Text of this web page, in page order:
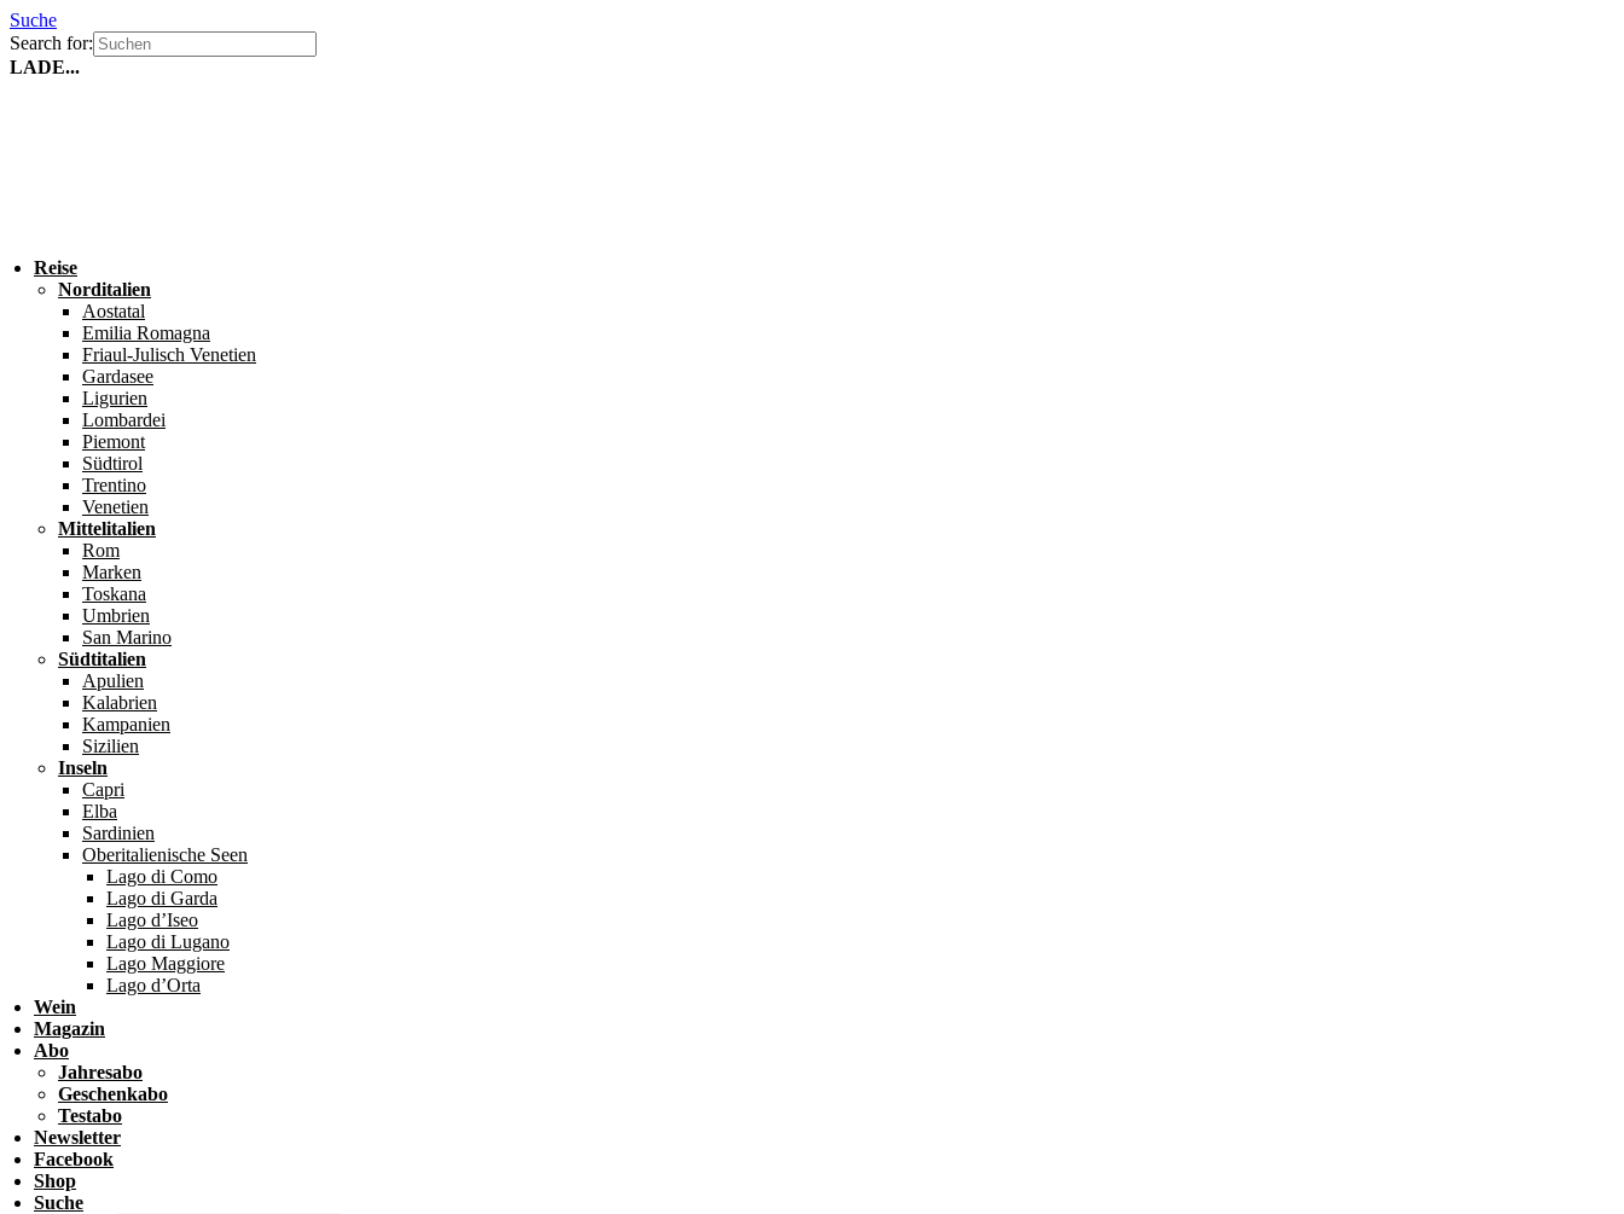
Suche
Search for:
LADE...
Reise
Norditalien
Aostatal
Emilia Romagna
Friaul-Julisch Venetien
Gardasee
Ligurien
Lombardei
Piemont
Südtirol
Trentino
Venetien
Mittelitalien
Rom
Marken
Toskana
Umbrien
San Marino
Südtitalien
Apulien
Kalabrien
Kampanien
Sizilien
Inseln
Capri
Elba
Sardinien
Oberitalienische Seen
Lago di Como
Lago di Garda
Lago d’Iseo
Lago di Lugano
Lago Maggiore
Lago d’Orta
Wein
Magazin
Abo
Jahresabo
Geschenkabo
Testabo
Newsletter
Facebook
Shop
Suche